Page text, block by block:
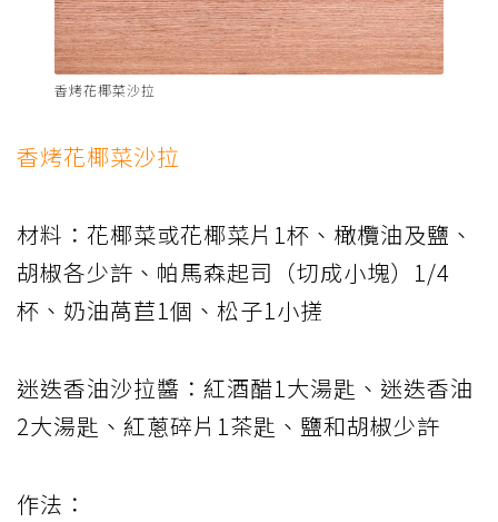
香烤花椰菜沙拉
香烤花椰菜沙拉
材料：花椰菜或花椰菜片1杯、橄欖油及鹽、
胡椒各少許、帕馬森起司（切成小塊）1/4
杯、奶油萵苣1個、松子1小搓
迷迭香油沙拉醬：紅酒醋1大湯匙、迷迭香油
2大湯匙、紅蔥碎片1茶匙、鹽和胡椒少許
作法：